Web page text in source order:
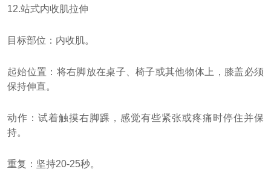
12.站式内收肌拉伸
目标部位：内收肌。
起始位置：将右脚放在桌子、椅子或其他物体上，膝盖必须
保持伸直。
动作：试着触摸右脚踝，感觉有些紧张或疼痛时停住并保
持。
重复：坚持20-25秒。